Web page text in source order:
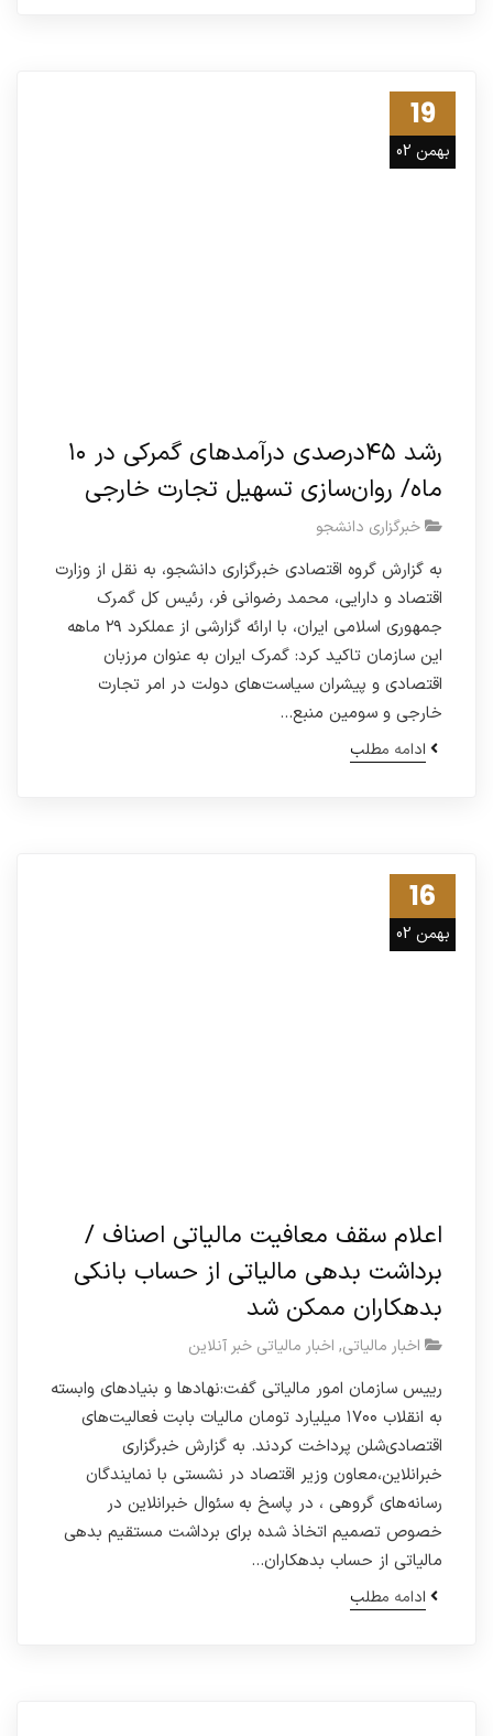
19
بهمن 02
رشد ۴۵درصدی درآمدهای گمرکی در ۱۰
ماه/ روان‌سازی تسهیل تجارت خارجی
خبرگزاری دانشجو
به گزارش گروه اقتصادی خبرگزاری دانشجو، به نقل از وزارت
اقتصاد و دارایی، محمد رضوانی فر، رئیس کل گمرک
جمهوری اسلامی ایران، با ارائه گزارشی از عملکرد ۲۹ ماهه
این سازمان تاکید کرد: گمرک ایران به عنوان مرزبان
اقتصادی و پیشران سیاست‌های دولت در امر تجارت
خارجی و سومین منبع…
ادامه مطلب
16
بهمن 02
اعلام سقف معافیت مالیاتی اصناف /
برداشت بدهی مالیاتی از حساب بانکی
بدهکاران ممکن شد
اخبار مالیاتی, اخبار مالیاتی خبر آنلاین
رییس سازمان امور مالیاتی گفت:نهادها و بنیادهای وابسته
به انقلاب ۱۷۰۰ میلیارد تومان مالیات بابت فعالیت‌های
اقتصادی‌شلن پرداخت کردند. به گزارش خبرگزاری
خبرانلاین،معاون وزیر اقتصاد در نشستی با نمایندگان
رسانه‌های گروهی ، در پاسخ به سئوال خبرانلاین در
خصوص تصمیم اتخاذ شده برای برداشت مستقیم بدهی
مالیاتی از حساب بدهکاران…
ادامه مطلب